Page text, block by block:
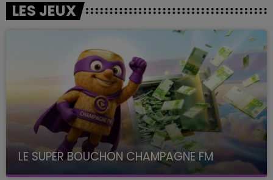
LES JEUX
LE SUPER BOUCHON CHAMPAGNE FM
avec La Famille Champagne FM, à 8H10